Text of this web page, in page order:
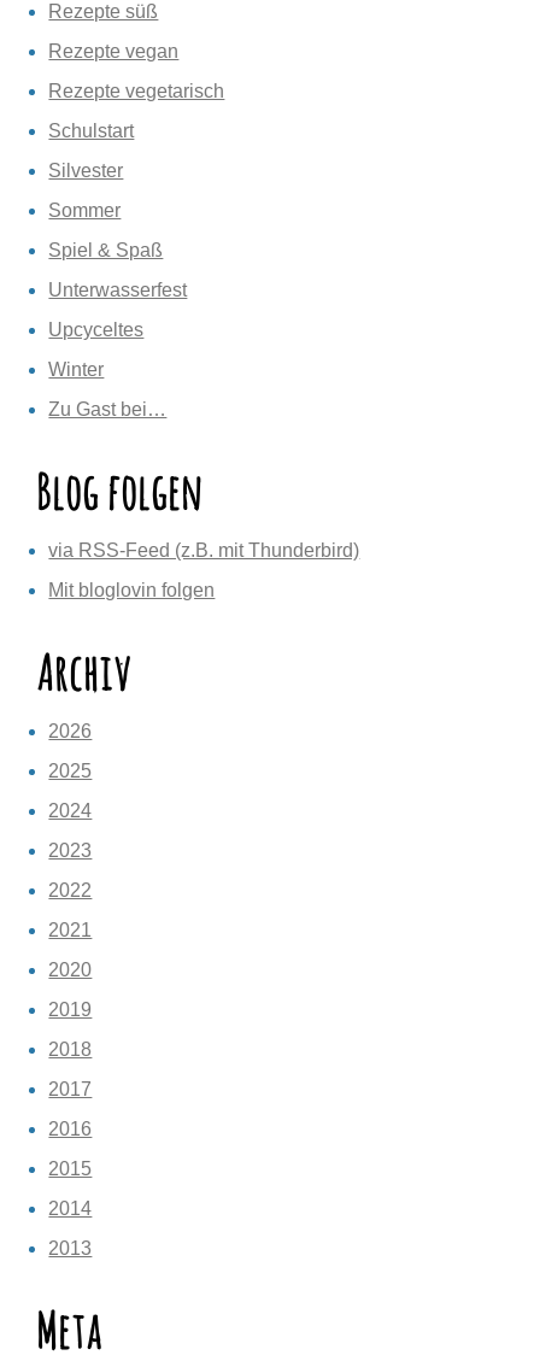
Rezepte süß
Rezepte vegan
Rezepte vegetarisch
Schulstart
Silvester
Sommer
Spiel & Spaß
Unterwasserfest
Upcyceltes
Winter
Zu Gast bei…
Blog folgen
via RSS-Feed (z.B. mit Thunderbird)
Mit bloglovin folgen
Archiv
2026
2025
2024
2023
2022
2021
2020
2019
2018
2017
2016
2015
2014
2013
Meta